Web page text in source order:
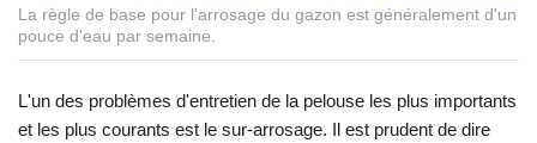
La règle de base pour l'arrosage du gazon est généralement d'un
pouce d'eau par semaine.
L'un des problèmes d'entretien de la pelouse les plus importants
et les plus courants est le sur-arrosage. Il est prudent de dire